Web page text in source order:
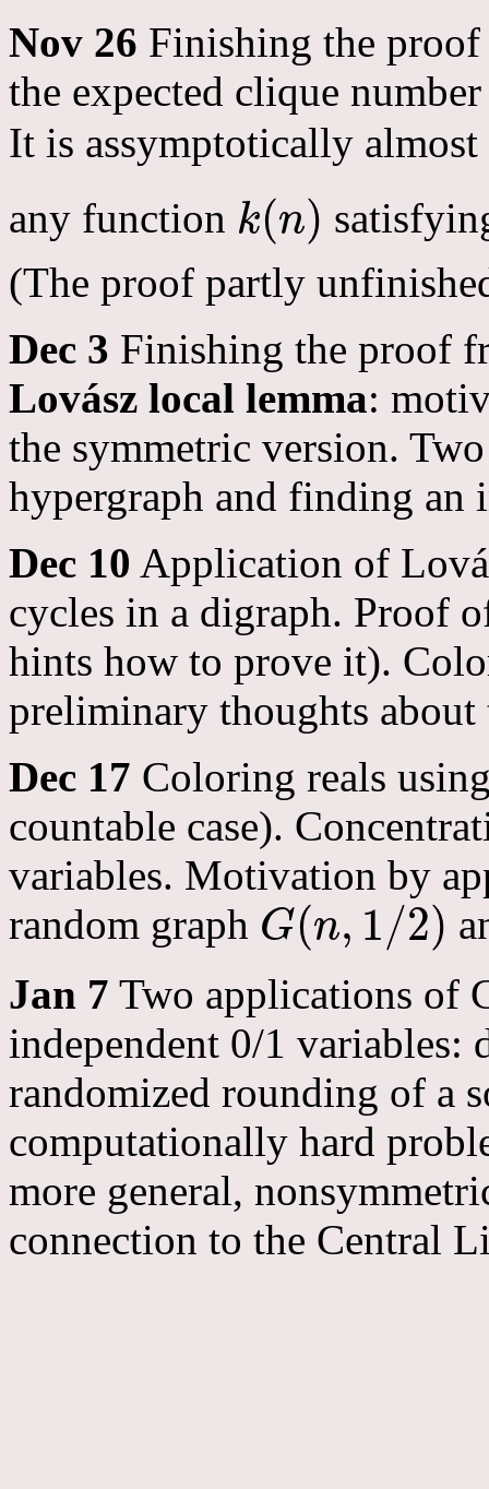
Nov 26 Finishing the
the expected clique
It is assymptotically
any function k(n)
k(n
(The proof partly
Dec 3 Finishing the proof
Lovász local lemma:
the symmetric version.
hypergraph and finding an
Dec 10 Application of
cycles in a digraph. Proof
hints how to prove it).
preliminary thoughts
Dec 17 Coloring reals
countable case).
variables. Motivation by
random graph G(n, 1/2)
G(n,1 /2 )
Jan 7 Two applications of
independent 0/1 variables:
randomized rounding of a
computationally hard
more general,
connection to the Central